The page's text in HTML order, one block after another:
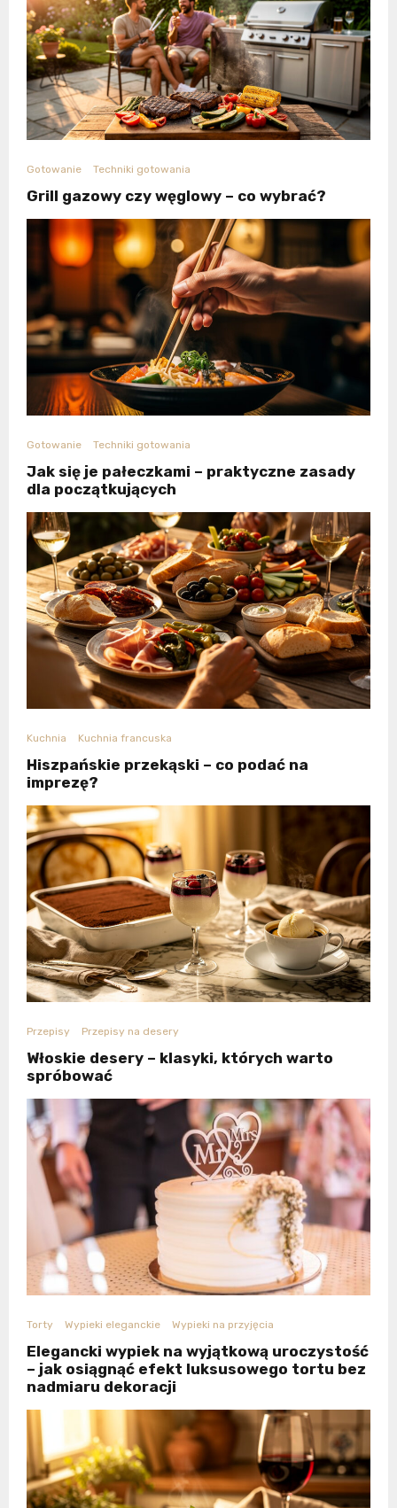
Gotowanie Techniki gotowania
Grill gazowy czy węglowy – co wybrać?
Gotowanie Techniki gotowania
Jak się je pałeczkami – praktyczne zasady
dla początkujących
Kuchnia Kuchnia francuska
Hiszpańskie przekąski – co podać na
imprezę?
Przepisy Przepisy na desery
Włoskie desery – klasyki, których warto
spróbować
Torty Wypieki eleganckie Wypieki na przyjęcia
Elegancki wypiek na wyjątkową uroczystość
– jak osiągnąć efekt luksusowego tortu bez
nadmiaru dekoracji